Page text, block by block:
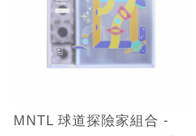
MNTL 球道探險家組合 -